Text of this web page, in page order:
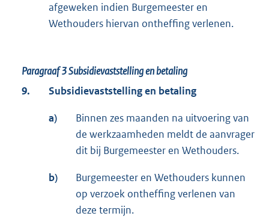
afgeweken indien Burgemeester en
Wethouders hiervan ontheffing verlenen.
Paragraaf 3Subsidievaststelling en betaling
9.
Subsidievaststelling en betaling
a)
Binnen zes maanden na uitvoering van
de werkzaamheden meldt de aanvrager
dit bij Burgemeester en Wethouders.
b)
Burgemeester en Wethouders kunnen
op verzoek ontheffing verlenen van
deze termijn.